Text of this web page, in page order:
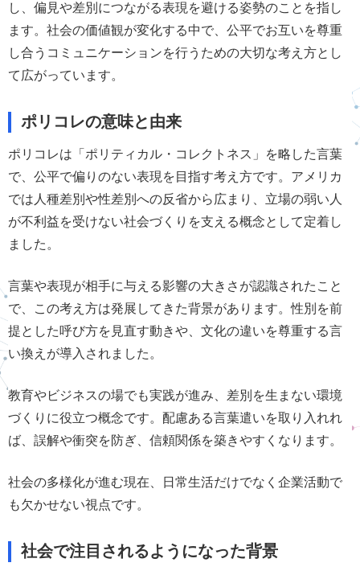
し、偏見や差別につながる表現を避ける姿勢のことを指し
ます。社会の価値観が変化する中で、公平でお互いを尊重
し合うコミュニケーションを行うための大切な考え方とし
て広がっています。
ポリコレの意味と由来
ポリコレは「ポリティカル・コレクトネス」を略した言葉
で、公平で偏りのない表現を目指す考え方です。アメリカ
では人種差別や性差別への反省から広まり、立場の弱い人
が不利益を受けない社会づくりを支える概念として定着し
ました。
言葉や表現が相手に与える影響の大きさが認識されたこと
で、この考え方は発展してきた背景があります。性別を前
提とした呼び方を見直す動きや、文化の違いを尊重する言
い換えが導入されました。
教育やビジネスの場でも実践が進み、差別を生まない環境
づくりに役立つ概念です。配慮ある言葉遣いを取り入れれ
ば、誤解や衝突を防ぎ、信頼関係を築きやすくなります。
社会の多様化が進む現在、日常生活だけでなく企業活動で
も欠かせない視点です。
社会で注目されるようになった背景